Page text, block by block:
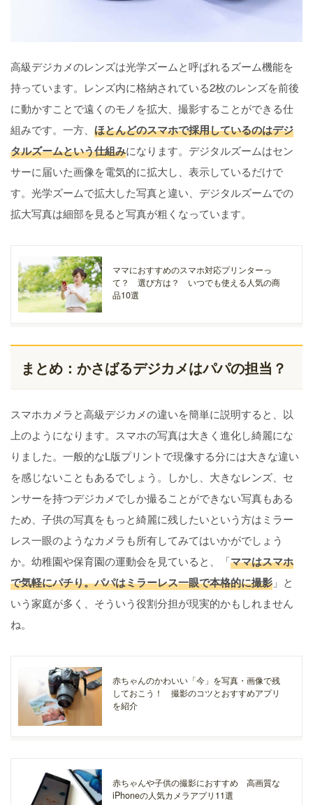
高級デジカメのレンズは光学ズームと呼ばれるズーム機能を
持っています。レンズ内に格納されている2枚のレンズを前後
に動かすことで遠くのモノを拡大、撮影することができる仕
組みです。一方、 ほとんどのスマホで採用しているのはデジ
タルズームという仕組みになります。デジタルズームはセン
サーに届いた画像を電気的に拡大し、表示しているだけで
す。光学ズームで拡大した写真と違い、デジタルズームでの
拡大写真は細部を見ると写真が粗くなっています。
ママにおすすめのスマホ対応プリンターっ
て？ 選び方は？ いつでも使える人気の商
品10選
まとめ：かさばるデジカメはパパの担当？
スマホカメラと高級デジカメの違いを簡単に説明すると、以
上のようになります。スマホの写真は大きく進化し綺麗にな
りました。一般的なL版プリントで現像する分には大きな違い
を感じないこともあるでしょう。しかし、大きなレンズ、セ
ンサーを持つデジカメでしか撮ることができない写真もある
ため、子供の写真をもっと綺麗に残したいという方はミラー
レス一眼のようなカメラも所有してみてはいかがでしょう
か。幼稚園や保育園の運動会を見ていると、「ママはスマホ
で気軽にパチり。パパはミラーレス一眼で本格的に撮影 」と
いう家庭が多く、そういう役割分担が現実的かもしれません
ね。
赤ちゃんのかわいい「今」を写真・画像で残
しておこう！ 撮影のコツとおすすめアプリ
を紹介
赤ちゃんや子供の撮影におすすめ 高画質な
iPhoneの人気カメラアプリ11選